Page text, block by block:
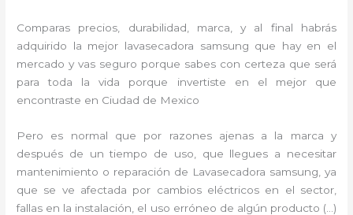
Comparas precios, durabilidad, marca, y al final habrás
adquirido la mejor lavasecadora samsung que hay en el
mercado y vas seguro porque sabes con certeza que será
para toda la vida porque invertiste en el mejor que
encontraste en Ciudad de Mexico
Pero es normal que por razones ajenas a la marca y
después de un tiempo de uso, que llegues a necesitar
mantenimiento o reparación de Lavasecadora samsung, ya
que se ve afectada por cambios eléctricos en el sector,
fallas en la instalación, el uso erróneo de algún producto (…)